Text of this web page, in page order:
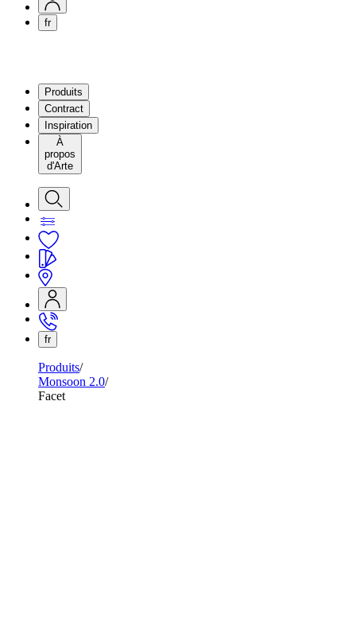
fr
Produits
Contract
Inspiration
À
propos
d'Arte
fr
Produits
Monsoon 2.0
Facet